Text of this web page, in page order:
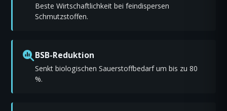
Beste Wirtschaftlichkeit bei feindispersen
Schmutzstoffen.
BSB-Reduktion
Senkt biologischen Sauerstoffbedarf um bis zu 80
%.